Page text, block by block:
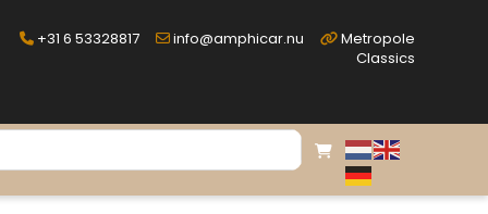
+31 6 53328817 info@amphicar.nu
Metropole
Classics